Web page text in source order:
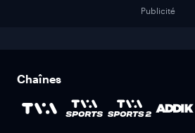
Publicité
Chaînes